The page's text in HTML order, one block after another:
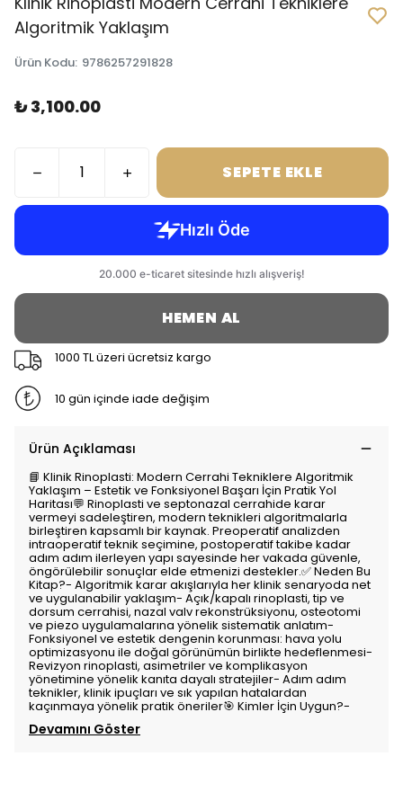
Algoritmik Yaklaşım
Ürün Kodu: 9786257291828
₺ 3,100.00
SEPETE EKLE
HEMEN AL
1000 TL üzeri ücretsiz kargo
10 gün içinde iade değişim
Ürün Açıklaması
📘 Klinik Rinoplasti: Modern Cerrahi Tekniklere Algoritmik
Yaklaşım – Estetik ve Fonksiyonel Başarı İçin Pratik Yol
Haritası💬 Rinoplasti ve septonazal cerrahide karar
vermeyi sadeleştiren, modern teknikleri algoritmalarla
birleştiren kapsamlı bir kaynak. Preoperatif analizden
intraoperatif teknik seçimine, postoperatif takibe kadar
adım adım ilerleyen yapı sayesinde her vakada güvenle,
öngörülebilir sonuçlar elde etmenizi destekler.✅ Neden Bu
Kitap?- Algoritmik karar akışlarıyla her klinik senaryoda net
ve uygulanabilir yaklaşım- Açık/kapalı rinoplasti, tip ve
dorsum cerrahisi, nazal valv rekonstrüksiyonu, osteotomi
ve piezo uygulamalarına yönelik sistematik anlatım-
Fonksiyonel ve estetik dengenin korunması: hava yolu
optimizasyonu ile doğal görünümün birlikte hedeflenmesi-
Revizyon rinoplasti, asimetriler ve komplikasyon
yönetimine yönelik kanıta dayalı stratejiler- Adım adım
teknikler, klinik ipuçları ve sık yapılan hatalardan
kaçınmaya yönelik pratik öneriler🎯 Kimler İçin Uygun?-
Devamını Göster